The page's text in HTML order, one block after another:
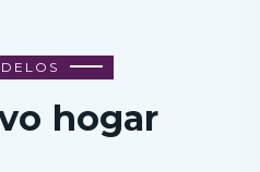
hogar